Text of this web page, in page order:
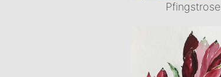
Pfingstrose